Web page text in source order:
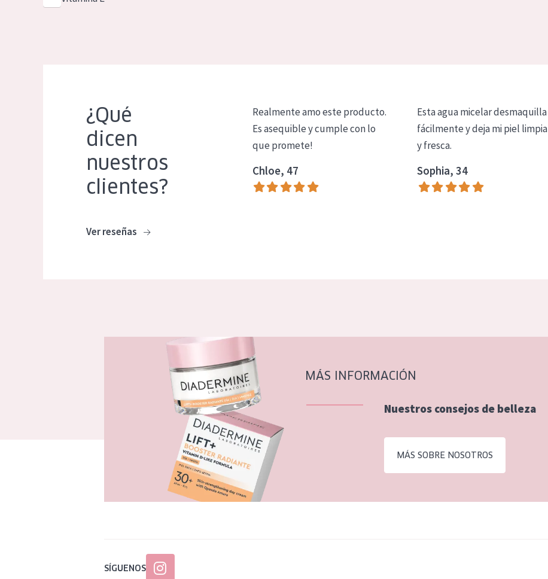
¿Qué
dicen
nuestros
clientes?
Ver reseñas
Realmente amo este producto.
Es asequible y cumple con lo
que promete!
Chloe, 47
Esta agua micelar desmaquilla
fácilmente y deja mi piel limpia
y fresca.
Sophia, 34
MÁS INFORMACIÓN
Nuestros consejos de belleza
MÁS SOBRE NOSOTROS
SÍGUENOS